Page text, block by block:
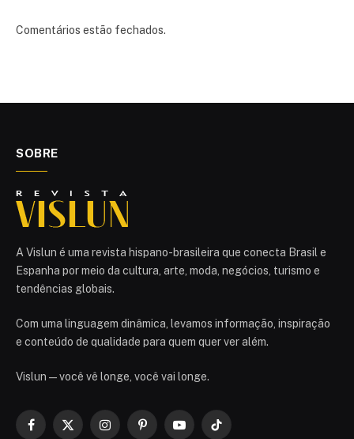
Comentários estão fechados.
SOBRE
A Vislun é uma revista hispano-brasileira que conecta Brasil e
Espanha por meio da cultura, arte, moda, negócios, turismo e
tendências globais.
Com uma linguagem dinâmica, levamos informação, inspiração
e conteúdo de qualidade para quem quer ver além.
Vislun — você vê longe, você vai longe.
Facebook
X
InstagramPinterestYouTubeTikTok